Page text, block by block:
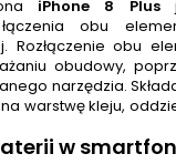
iPhone 8 Plus
obu
Rozłączenie obu
obudowy,
narzędzia.
warstwę kleju,
w